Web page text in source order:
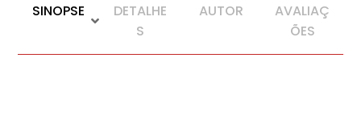
SINOPSE
DETALHE
S
AUTOR
AVALIAÇ
ÕES